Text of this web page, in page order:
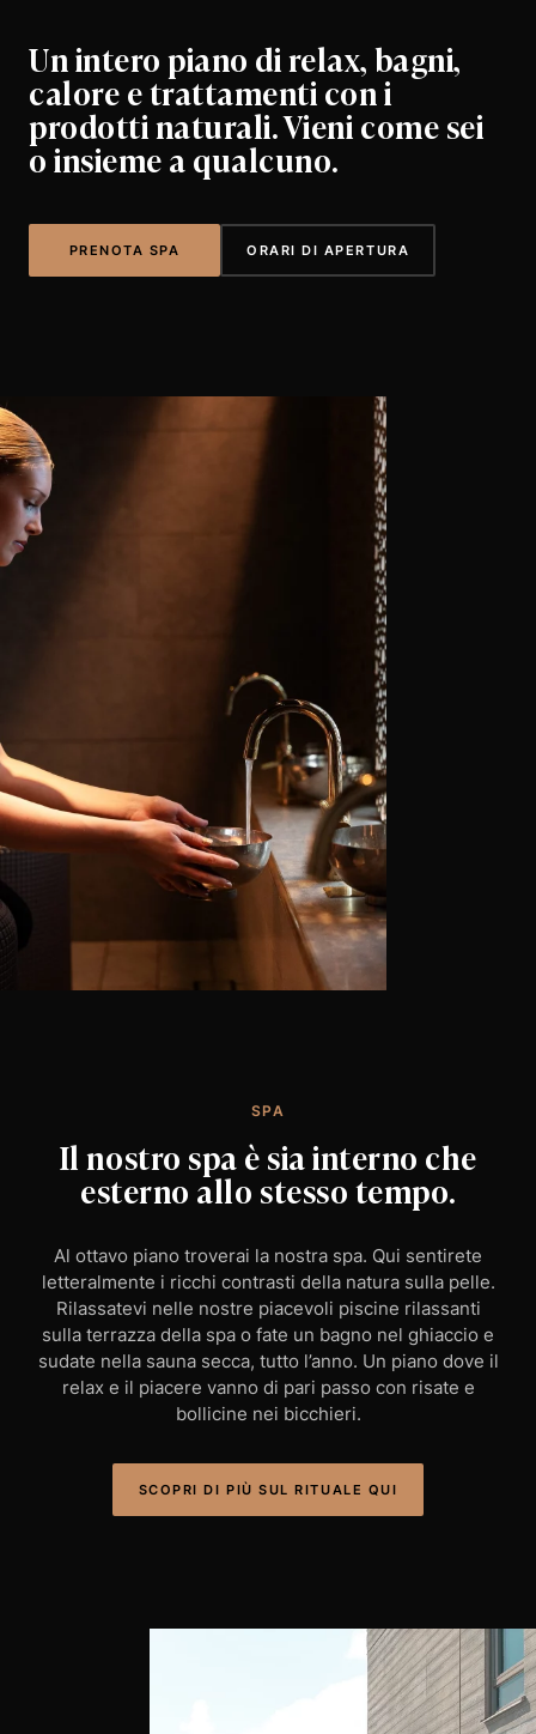
Un intero piano di relax, bagni,
calore e trattamenti con i
prodotti naturali. Vieni come sei
o insieme a qualcuno.
PRENOTA SPA ORARI DI APERTURA
SPA
Il nostro spa è sia interno che
esterno allo stesso tempo.
Al ottavo piano troverai la nostra spa. Qui sentirete
letteralmente i ricchi contrasti della natura sulla pelle.
Rilassatevi nelle nostre piacevoli piscine rilassanti
sulla terrazza della spa o fate un bagno nel ghiaccio e
sudate nella sauna secca, tutto l’anno. Un piano dove il
relax e il piacere vanno di pari passo con risate e
bollicine nei bicchieri.
SCOPRI DI PIÙ SUL RITUALE QUI